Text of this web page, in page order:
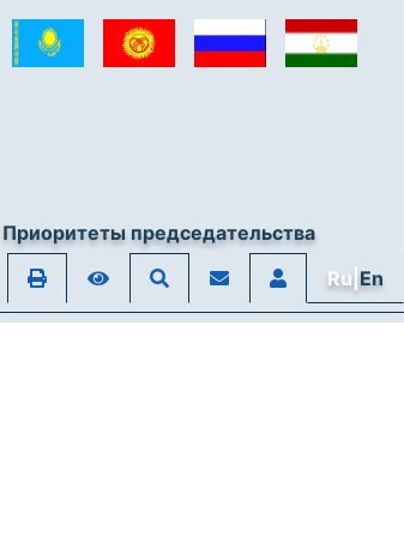
Приоритеты председательства
Ru|En